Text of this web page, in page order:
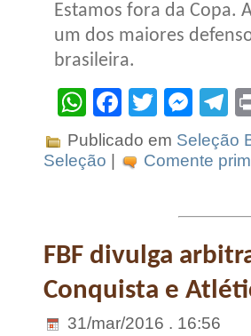
Estamos fora da Copa.
um dos maiores
brasileira.
WhatsApp
Facebook
Twitter
Publicado em Seleção
Seleção
Comente
FBF divulga
Conquista e
31/mar/2016 . 16:56